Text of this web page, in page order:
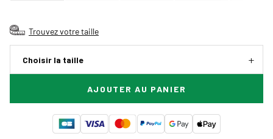
Trouvez votre taille
Choisir la taille
AJOUTER AU PANIER